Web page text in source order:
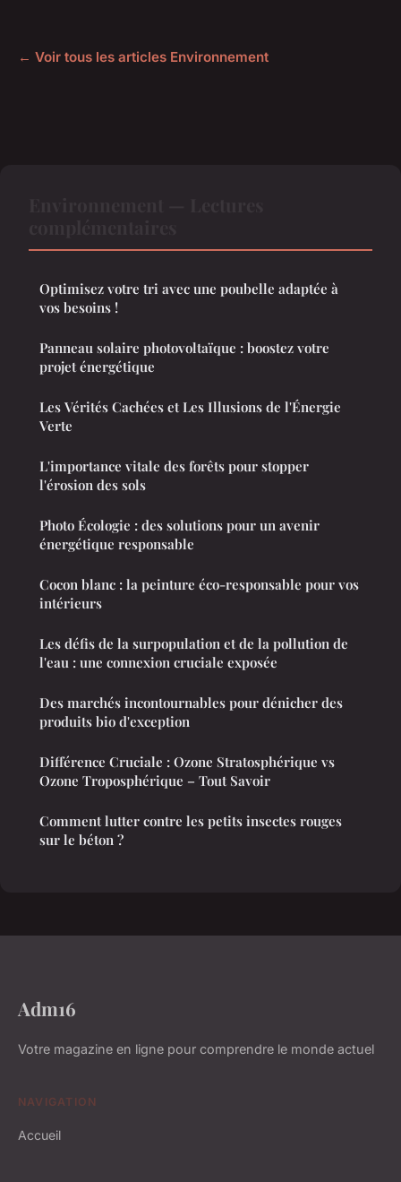
← Voir tous les articles Environnement
Optimisez votre tri avec une poubelle adaptée à
vos besoins !
Panneau solaire photovoltaïque : boostez votre
projet énergétique
Les Vérités Cachées et Les Illusions de l'Énergie
Verte
L'importance vitale des forêts pour stopper
l'érosion des sols
Photo Écologie : des solutions pour un avenir
énergétique responsable
Cocon blanc : la peinture éco-responsable pour vos
intérieurs
Les défis de la surpopulation et de la pollution de
l'eau : une connexion cruciale exposée
Des marchés incontournables pour dénicher des
produits bio d'exception
Différence Cruciale : Ozone Stratosphérique vs
Ozone Troposphérique – Tout Savoir
Comment lutter contre les petits insectes rouges
sur le béton ?
Adm16
Votre magazine en ligne pour comprendre le monde actuel
NAVIGATION
Accueil